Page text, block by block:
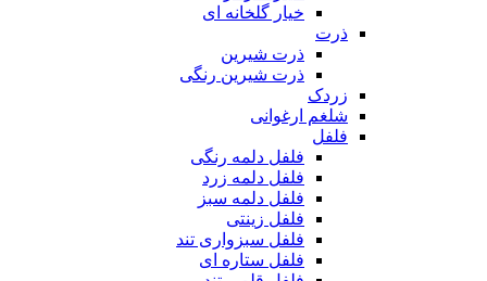
خیار گلخانه ای
ذرت
ذرت شیرین
ذرت شیرین رنگی
زردک
شلغم ارغوانی
فلفل
فلفل دلمه رنگی
فلفل دلمه زرد
فلفل دلمه سبز
فلفل زینتی
فلفل سبزواری تند
فلفل ستاره ای